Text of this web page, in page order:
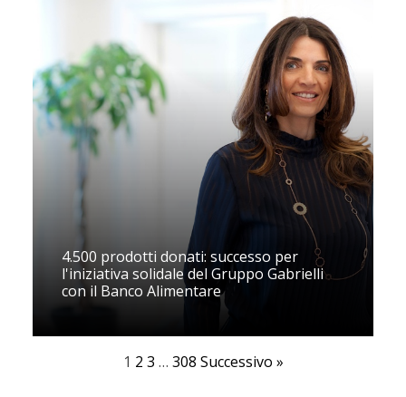
4.500 prodotti donati: successo per
l'iniziativa solidale del Gruppo Gabrielli
con il Banco Alimentare
1 2 3 … 308 Successivo »